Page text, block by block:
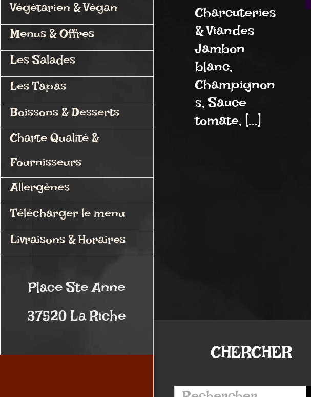
Végétarien & Végan
Menus & Offres
Les Salades
Les Tapas
Boissons & Desserts
Charte Qualité &
Fournisseurs
Allergènes
Télécharger le menu
Livraisons & Horaires
Place Ste Anne
37520 La Riche
Charcuteries
& Viandes
Jambon
blanc,
Champignon
s, Sauce
tomate, [...]
CHERCHER
Rechercher: